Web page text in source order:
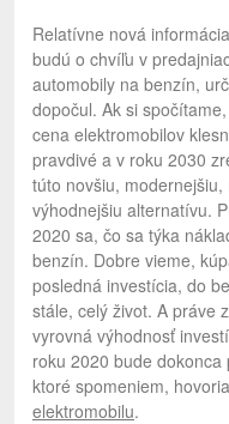
Relatívne nová
budú o chvíľu v
automobily na benzín,
dopočul. Ak si
cena elektromobilov
pravdivé a v roku 2030
túto novšiu,
výhodnejšiu alternatívu.
2020 sa, čo sa týka
benzín. Dobre vieme,
posledná investícia, do
stále, celý život. A práve
vyrovná výhodnosť
roku 2020 bude dokonca
ktoré spomeniem,
elektromobilu.